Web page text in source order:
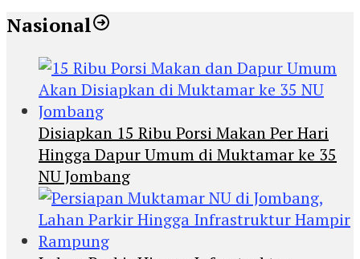
Nasional
Disiapkan 15 Ribu Porsi Makan Per Hari
Hingga Dapur Umum di Muktamar ke 35
NU Jombang